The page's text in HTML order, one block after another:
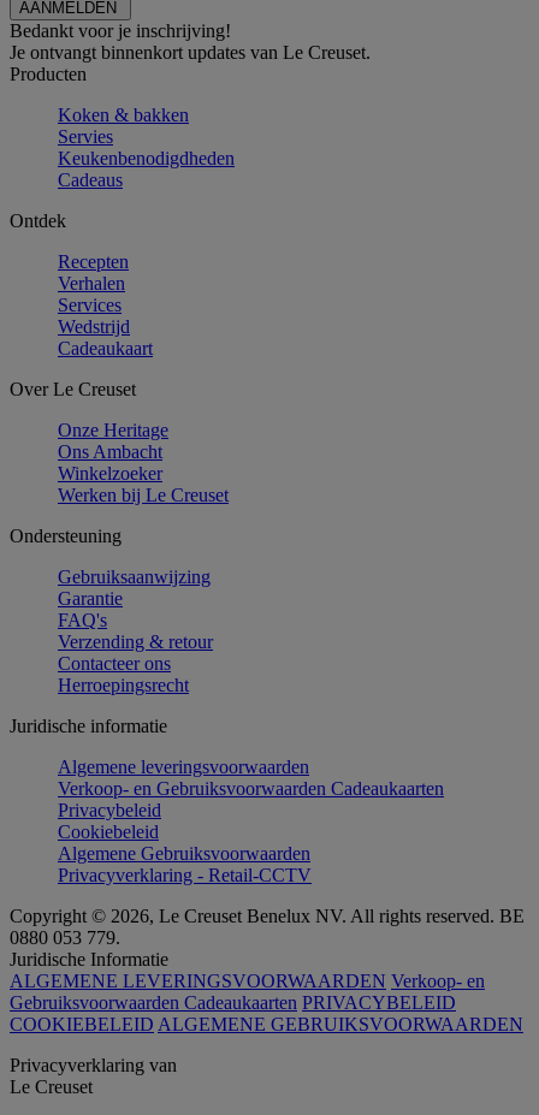
Bedankt voor je inschrijving!
Je ontvangt binnenkort updates van Le Creuset.
Producten
Koken & bakken
Servies
Keukenbenodigdheden
Cadeaus
Ontdek
Recepten
Verhalen
Services
Wedstrijd
Cadeaukaart
Over Le Creuset
Onze Heritage
Ons Ambacht
Winkelzoeker
Werken bij Le Creuset
Ondersteuning
Gebruiksaanwijzing
Garantie
FAQ's
Verzending & retour
Contacteer ons
Herroepingsrecht
Juridische informatie
Algemene leveringsvoorwaarden
Verkoop- en Gebruiksvoorwaarden Cadeaukaarten
Privacybeleid
Cookiebeleid
Algemene Gebruiksvoorwaarden
Privacyverklaring - Retail-CCTV
Copyright © 2026, Le Creuset Benelux NV. All rights reserved. BE
0880 053 779.
Juridische Informatie
ALGEMENE LEVERINGSVOORWAARDEN Verkoop- en
Gebruiksvoorwaarden Cadeaukaarten PRIVACYBELEID
COOKIEBELEID ALGEMENE GEBRUIKSVOORWAARDEN
Privacyverklaring van
Le Creuset